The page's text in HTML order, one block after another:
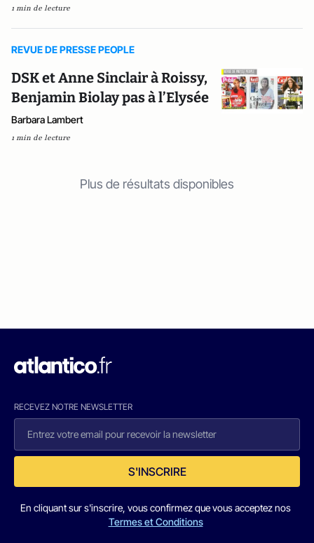
1 min de lecture
REVUE DE PRESSE PEOPLE
DSK et Anne Sinclair à Roissy,
Benjamin Biolay pas à l’Elysée
Barbara Lambert
1 min de lecture
Plus de résultats disponibles
RECEVEZ NOTRE NEWSLETTER
S'INSCRIRE
En cliquant sur s'inscrire, vous confirmez que vous acceptez nos
Termes et Conditions